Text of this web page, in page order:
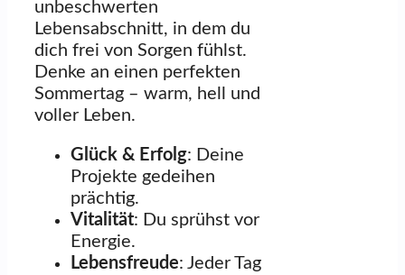
unbeschwerten
Lebensabschnitt, in dem du
dich frei von Sorgen fühlst.
Denke an einen perfekten
Sommertag – warm, hell und
voller Leben.
Glück & Erfolg: Deine
Projekte gedeihen
prächtig.
Vitalität: Du sprühst vor
Energie.
Lebensfreude: Jeder Tag